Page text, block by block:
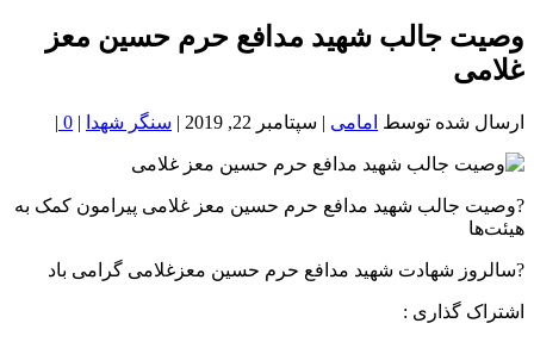
شمال
تهران
وصیت جالب شهید مدافع حرم حسین معز
غلامی
ارسال شده توسط امامی | سپتامبر 22, 2019 | سنگر شهدا |
0
|
?وصیت جالب شهید مدافع حرم حسین معز غلامی پیرامون کمک به
هیئت‌ها
?سالروز شهادت شهید مدافع حرم حسین معزغلامی گرامی باد
اشتراک گذاری :